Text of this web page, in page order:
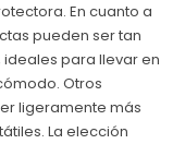
En cuanto a
pueden ser tan
para llevar en
Otros
ligeramente más
La elección